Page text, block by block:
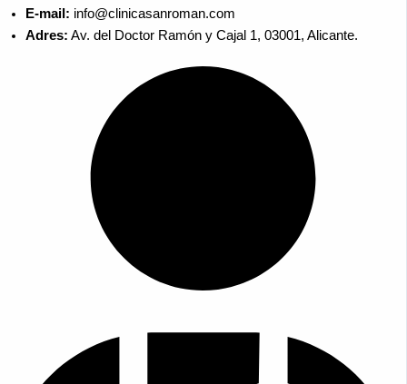
E-mail: info@clinicasanroman.com
Adres: Av. del Doctor Ramón y Cajal 1, 03001, Alicante.